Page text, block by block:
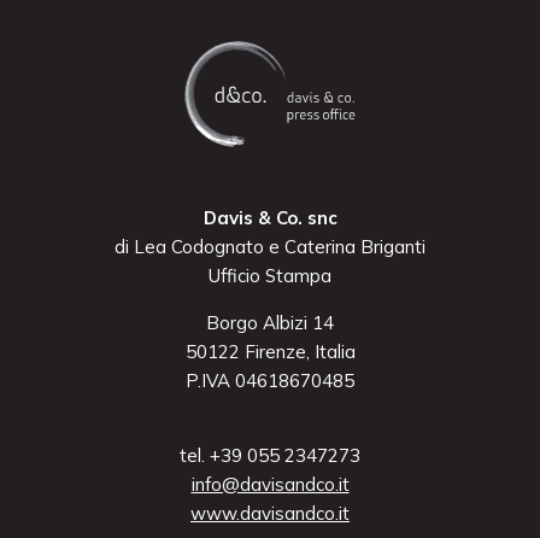
Davis & Co. snc
di Lea Codognato e Caterina Briganti
Ufficio Stampa
Borgo Albizi 14
50122 Firenze, Italia
P.IVA 04618670485
tel. +39 055 2347273
info@davisandco.it
www.davisandco.it